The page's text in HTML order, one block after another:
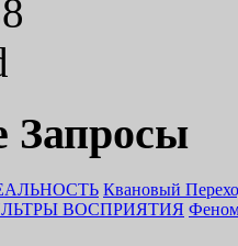
Запросы
Квановый
ВОСПРИЯТИЯ